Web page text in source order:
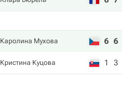
Каролина Мухова 6 6
Кристина Куцова 1 3